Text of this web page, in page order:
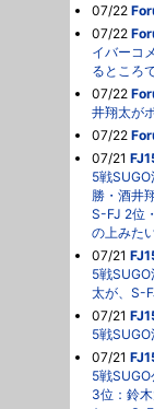
07/22
07/22
イバーコ
るところ
07/22
井翔太が
07/22
07/21
5戦
勝・酒井
S-FJ 2位
の上みたい
07/21
5戦
太が、S-
07/21
5戦
07/21
5戦
3位：鈴